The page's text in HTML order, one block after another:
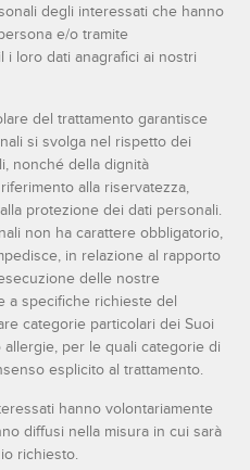
degli interessati che hanno
e/o tramite
i loro dati anagrafici ai nostri
del trattamento garantisce
si svolga nel rispetto dei
nonché della dignità
alla riservatezza,
protezione dei dati personali.
non ha carattere obbligatorio,
in relazione al rapporto
delle nostre
a specifiche richieste del
categorie particolari dei Suoi
per le quali categorie di
esplicito al trattamento.
hanno volontariamente
diffusi nella misura in cui sarà
richiesto.